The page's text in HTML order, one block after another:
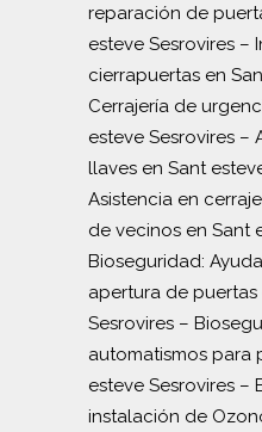
reparación de
esteve Sesrovires –
cierrapuertas en
Cerrajería de
esteve Sesrovires –
llaves en Sant
Asistencia en
de vecinos en Sant
Bioseguridad:
apertura de puertas
Sesrovires –
automatismos para
esteve Sesrovires –
instalación de